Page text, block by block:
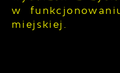
w
miejskiej.